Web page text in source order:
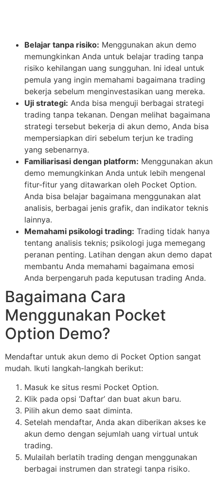
Belajar tanpa risiko: Menggunakan akun demo
memungkinkan Anda untuk belajar trading tanpa
risiko kehilangan uang sungguhan. Ini ideal untuk
pemula yang ingin memahami bagaimana trading
bekerja sebelum menginvestasikan uang mereka.
Uji strategi: Anda bisa menguji berbagai strategi
trading tanpa tekanan. Dengan melihat bagaimana
strategi tersebut bekerja di akun demo, Anda bisa
mempersiapkan diri sebelum terjun ke trading
yang sebenarnya.
Familiarisasi dengan platform: Menggunakan akun
demo memungkinkan Anda untuk lebih mengenal
fitur-fitur yang ditawarkan oleh Pocket Option.
Anda bisa belajar bagaimana menggunakan alat
analisis, berbagai jenis grafik, dan indikator teknis
lainnya.
Memahami psikologi trading: Trading tidak hanya
tentang analisis teknis; psikologi juga memegang
peranan penting. Latihan dengan akun demo dapat
membantu Anda memahami bagaimana emosi
Anda berpengaruh pada keputusan trading Anda.
Bagaimana Cara
Menggunakan Pocket
Option Demo?
Mendaftar untuk akun demo di Pocket Option sangat
mudah. Ikuti langkah-langkah berikut:
Masuk ke situs resmi Pocket Option.
Klik pada opsi ‘Daftar’ dan buat akun baru.
Pilih akun demo saat diminta.
Setelah mendaftar, Anda akan diberikan akses ke
akun demo dengan sejumlah uang virtual untuk
trading.
Mulailah berlatih trading dengan menggunakan
berbagai instrumen dan strategi tanpa risiko.